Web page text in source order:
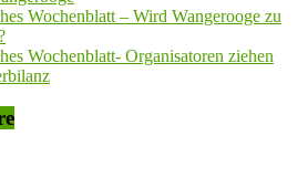
Wochenblatt – Wird Wangerooge zu
Wochenblatt- Organisatoren ziehen